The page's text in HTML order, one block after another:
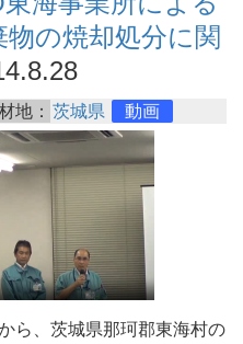
の焼却処分に関
地： 茨城県 動画
ら、茨城県那珂郡東海村の